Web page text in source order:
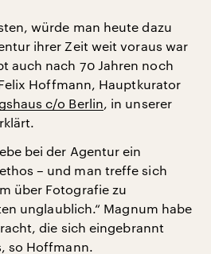
würde man heute dazu
ihrer Zeit weit voraus war
auch nach 70 Jahren noch
Hoffmann, Hauptkurator
c/o Berlin, in unserer
bei der Agentur ein
– und man treffe sich
über Fotografie zu
unglaublich.“ Magnum habe
die sich eingebrannt
so Hoffmann.